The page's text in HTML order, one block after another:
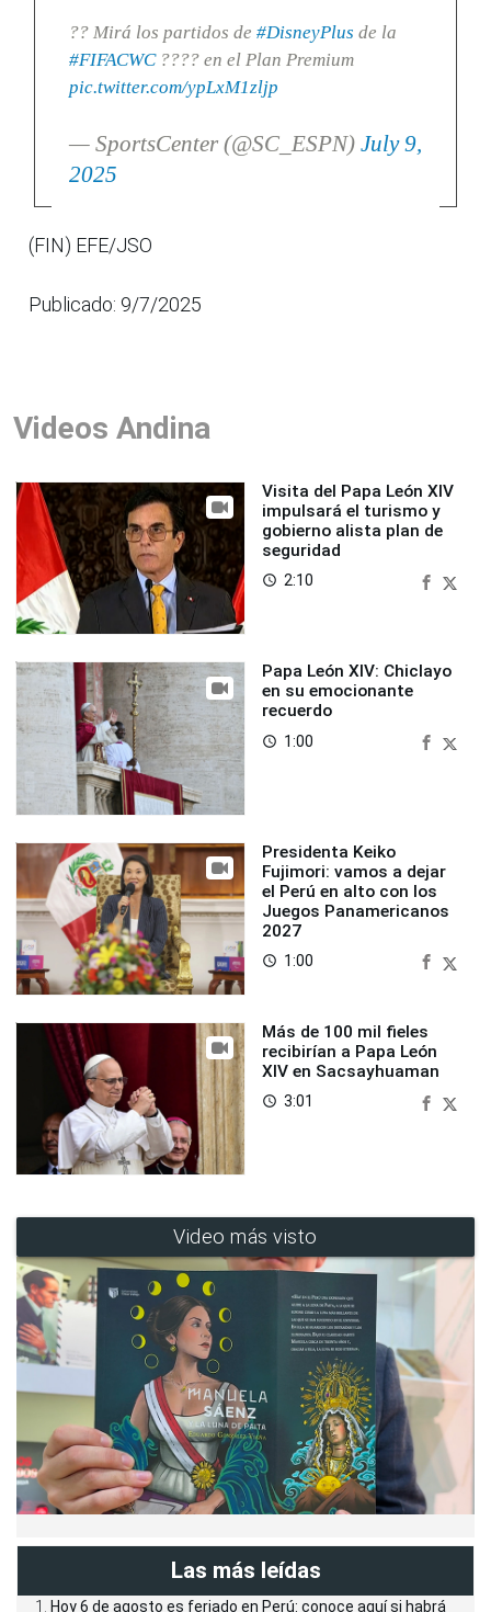
?? Mirá los partidos de #DisneyPlus de la
#FIFACWC???? en el Plan Premium
pic.twitter.com/ypLxM1zljp
— SportsCenter (@SC_ESPN) July 9,
2025
(FIN) EFE/JSO
Publicado: 9/7/2025
Videos Andina
Visita del Papa León XIV
impulsará el turismo y
gobierno alista plan de
seguridad
access_time 2:10
Papa León XIV: Chiclayo
en su emocionante
recuerdo
access_time 1:00
Presidenta Keiko
Fujimori: vamos a dejar
el Perú en alto con los
Juegos Panamericanos
2027
access_time 1:00
Más de 100 mil fieles
recibirían a Papa León
XIV en Sacsayhuaman
access_time 3:01
Video más visto
Las más leídas
Hoy 6 de agosto es feriado en Perú: conoce aquí si habrá